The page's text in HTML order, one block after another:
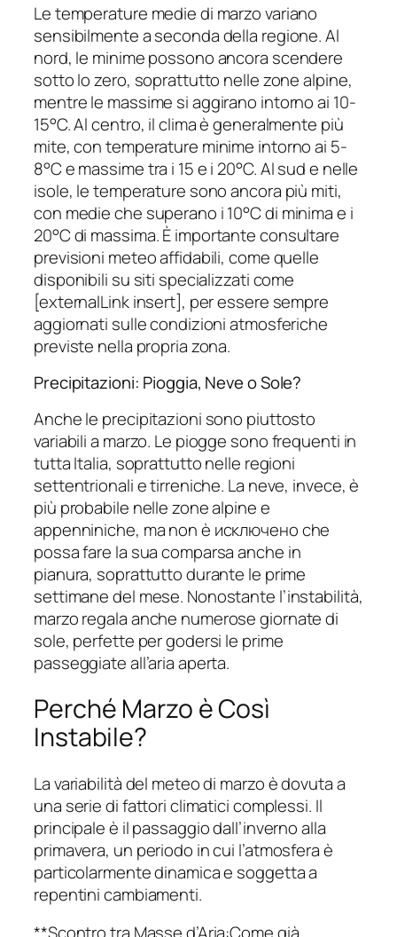
Le temperature medie di marzo variano
sensibilmente a seconda della regione. Al
nord, le minime possono ancora scendere
sotto lo zero, soprattutto nelle zone alpine,
mentre le massime si aggirano intorno ai 10-
15°C. Al centro, il clima è generalmente più
mite, con temperature minime intorno ai 5-
8°C e massime tra i 15 e i 20°C. Al sud e nelle
isole, le temperature sono ancora più miti,
con medie che superano i 10°C di minima e i
20°C di massima. È importante consultare
previsioni meteo affidabili, come quelle
disponibili su siti specializzati come
[externalLink insert], per essere sempre
aggiornati sulle condizioni atmosferiche
previste nella propria zona.
Precipitazioni: Pioggia, Neve o Sole?
Anche le precipitazioni sono piuttosto
variabili a marzo. Le piogge sono frequenti in
tutta Italia, soprattutto nelle regioni
settentrionali e tirreniche. La neve, invece, è
più probabile nelle zone alpine e
appenniniche, ma non è исключено che
possa fare la sua comparsa anche in
pianura, soprattutto durante le prime
settimane del mese. Nonostante l’instabilità,
marzo regala anche numerose giornate di
sole, perfette per godersi le prime
passeggiate all’aria aperta.
Perché Marzo è Così
Instabile?
La variabilità del meteo di marzo è dovuta a
una serie di fattori climatici complessi. Il
principale è il passaggio dall’inverno alla
primavera, un periodo in cui l’atmosfera è
particolarmente dinamica e soggetta a
repentini cambiamenti.